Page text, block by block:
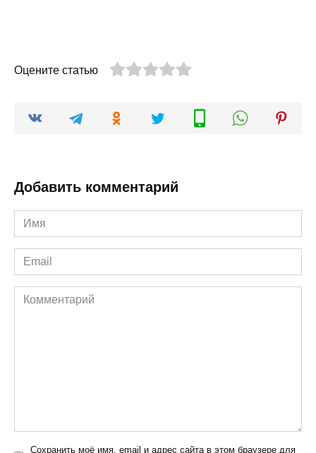
Оцените статью
Добавить комментарий
Имя
*
Email
*
Комментарий
Сохранить моё имя, email и адрес сайта в этом браузере для